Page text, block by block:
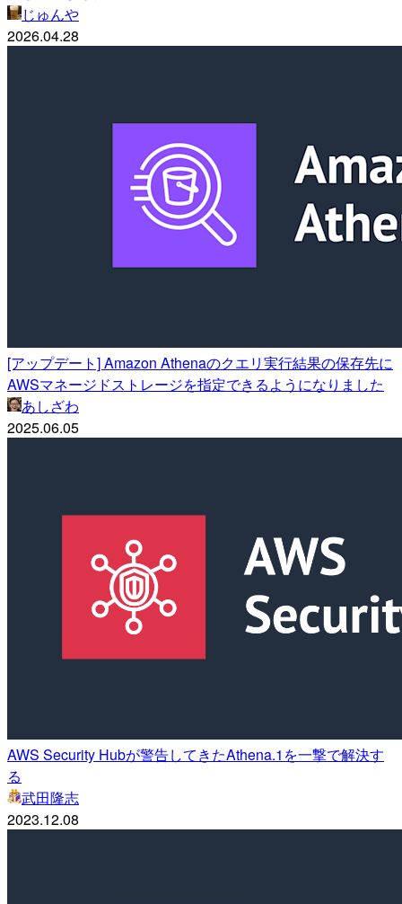
じゅんや
2026.04.28
[アップデート] Amazon Athenaのクエリ実行結果の保存先に
AWSマネージドストレージを指定できるようになりました
あしざわ
2025.06.05
AWS Security Hubが警告してきたAthena.1を一撃で解決す
る
武田隆志
2023.12.08